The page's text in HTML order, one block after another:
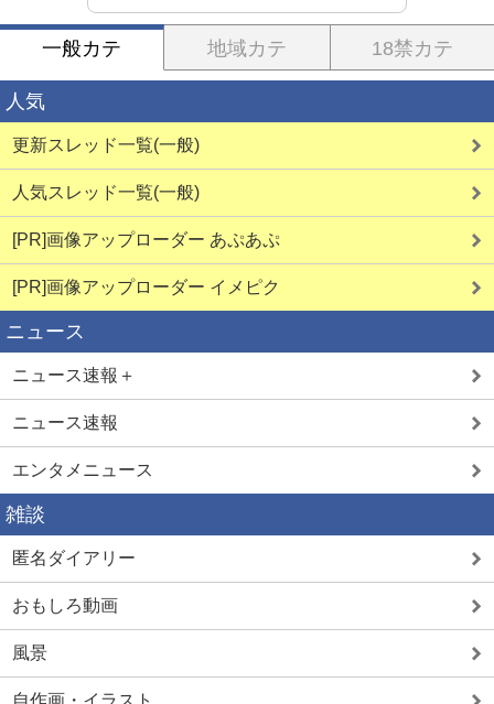
一般カテ 地域カテ 18禁カテ
人気
更新スレッド一覧(一般)
人気スレッド一覧(一般)
[PR]画像アップローダー あぷあぷ
[PR]画像アップローダー イメピク
ニュース
ニュース速報＋
ニュース速報
エンタメニュース
雑談
匿名ダイアリー
おもしろ動画
風景
自作画・イラスト